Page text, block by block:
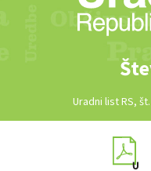
Uradni list RS,